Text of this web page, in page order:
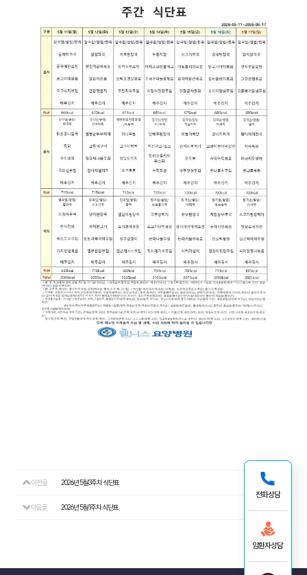
이전글 2026년 5월3주차 식단표 26.05.18
다음글 2026년 5월1주차 식단표
전화상담
암환자상담